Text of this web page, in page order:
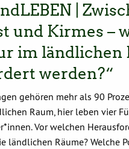
|
und Kirmes –
im ländlichen
werden?“
gehören mehr als 90
Raum, hier leben vier
Vor welchen
ländlichen Räume? Welche